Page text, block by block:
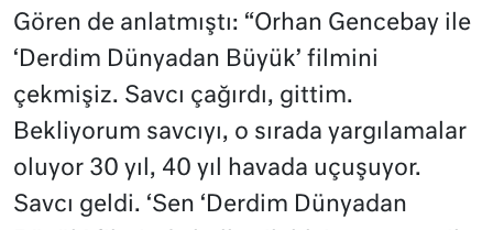
Gören de anlatmıştı: “Orhan Gencebay ile
‘Derdim Dünyadan Büyük’ filmini
çekmişiz. Savcı çağırdı, gittim.
Bekliyorum savcıyı, o sırada yargılamalar
oluyor 30 yıl, 40 yıl havada uçuşuyor.
Savcı geldi. ‘Sen ‘Derdim Dünyadan